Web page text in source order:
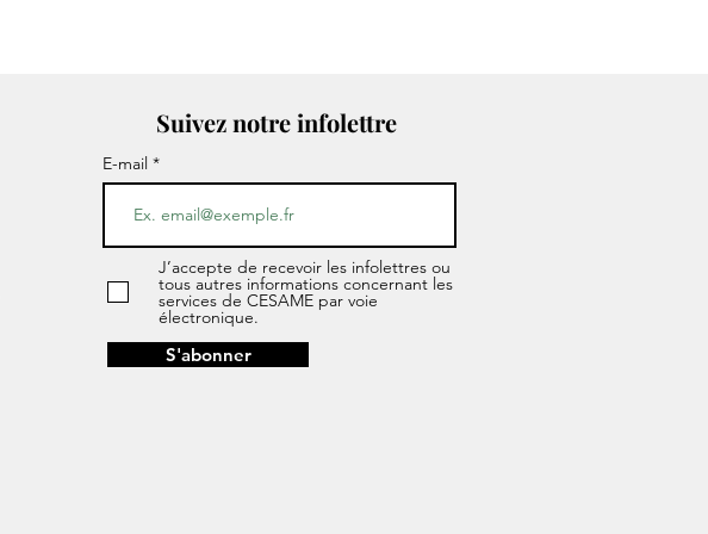
Suivez notre infolettre
E-mail
J’accepte de recevoir les infolettres ou
tous autres informations concernant les
services de CESAME par voie
électronique.
S'abonner